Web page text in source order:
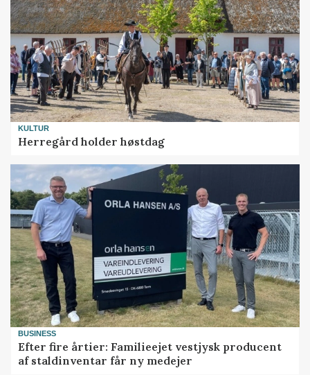
KULTUR
Herregård holder høstdag
BUSINESS
Efter fire årtier: Familieejet vestjysk producent
af staldinventar får ny medejer